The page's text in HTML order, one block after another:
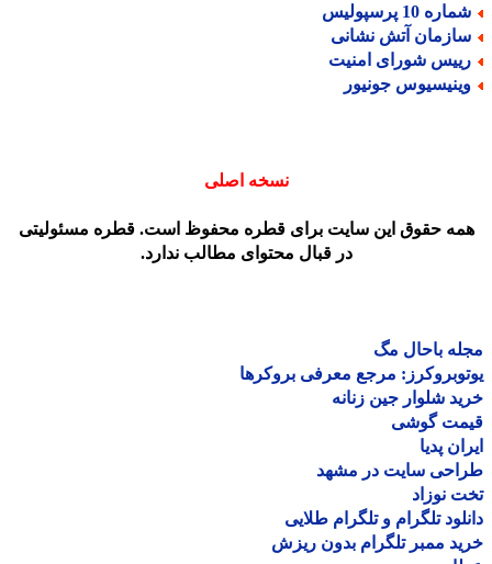
10 پرسپولیس
آتش نشانی
شورای امنیت
جونیور
نسخه اصلی
حقوق این سایت برای قطره محفوظ است. قطره مسئولیتی
در قبال محتوای مطالب ندارد.
باحال مگ
مرجع معرفی بروکرها
شلوار جین زنانه
گوشی
پدیا
سایت در مشهد
نوزاد
تلگرام و تلگرام طلایی
ممبر تلگرام بدون ریزش